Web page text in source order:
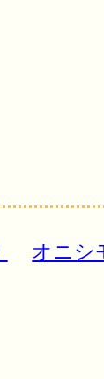
オニシ